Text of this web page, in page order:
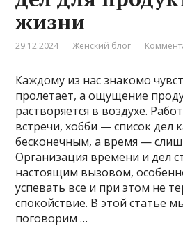
жизни
29.12.2024 Женский блог
Каждому из нас знакомо
пролетает, а ощущение
растворяется в воздухе.
встречи, хобби — список дел
бесконечным, а время —
Организация времени и дел
настоящим вызовом,
успевать все и при этом не
спокойствие. В этой статье
поговорим …